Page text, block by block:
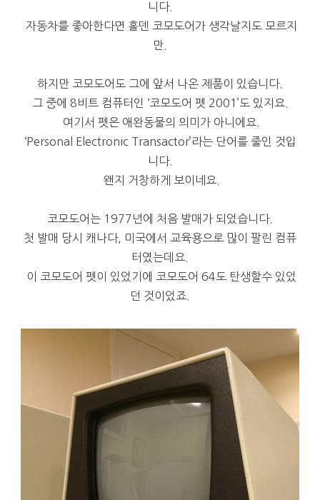
니다.
자동차를 좋아한다면 홀덴 코모도어가 생각날지도 모르지
만.
하지만 코모도어도 그에 앞서 나온 제품이 있습니다.
그 중에 8비트 컴퓨터인 ‘코모도어 펫 2001’도 있지요.
여기서 펫은 애완동물의 의미가 아니에요.
‘Personal Electronic Transactor’라는 단어를 줄인 것입
니다.
왠지 거창하게 보이네요.
코모도어는 1977년에 처음 발매가 되었습니다.
첫 발매 당시 캐나다, 미국에서 교육용으로 많이 팔린 컴퓨
터였는데요.
이 코모도어 펫이 있었기에 코모도어 64도 탄생할수 있었
던 것이었죠.